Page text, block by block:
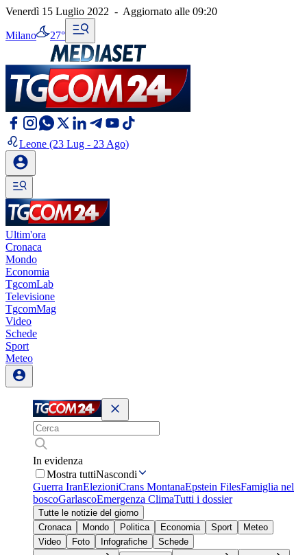
Venerdì 15 Luglio 2022 - Aggiornato alle 09:20
Milano 27°
Leone (23 Lug - 23 Ago)
Ultim'ora
Cronaca
Mondo
Economia
TgcomLab
Televisione
TgcomMag
Video
Schede
Sport
Meteo
In evidenza
Mostra tuttiNascondi
Guerra IranElezioniCrans MontanaEpstein FilesFamiglia nel
boscoGarlascoEmergenza ClimaTutti i dossier
Tutte le notizie del giorno
Cronaca
Mondo Politica Economia Sport
Meteo
Video
Foto Infografiche
Schede